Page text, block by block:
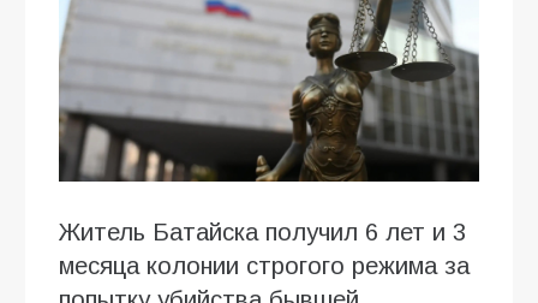
Житель Батайска получил 6 лет и 3
месяца колонии строгого режима за